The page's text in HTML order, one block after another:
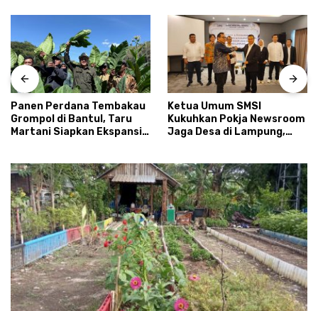
Panen Perdana Tembakau
Grompol di Bantul, Taru
Martani Siapkan Ekspansi
Ketua Umum SMSI
Kukuhkan Pokja Newsroom
Jaga Desa di Lampung,